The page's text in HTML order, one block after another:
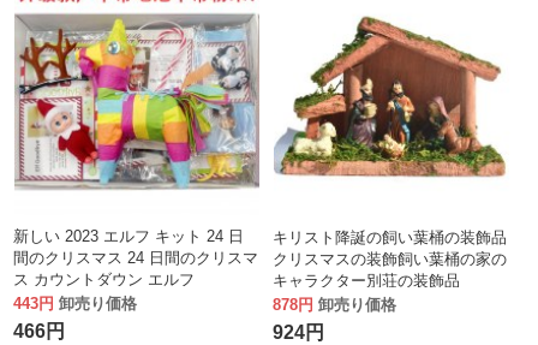
新しい 2023 エルフ キット 24 日
間のクリスマス 24 日間のクリスマ
ス カウントダウン エルフ
443円 卸売り価格
466円
キリスト降誕の飼い葉桶の装飾品
クリスマスの装飾飼い葉桶の家の
キャラクター別荘の装飾品
878円 卸売り価格
924円